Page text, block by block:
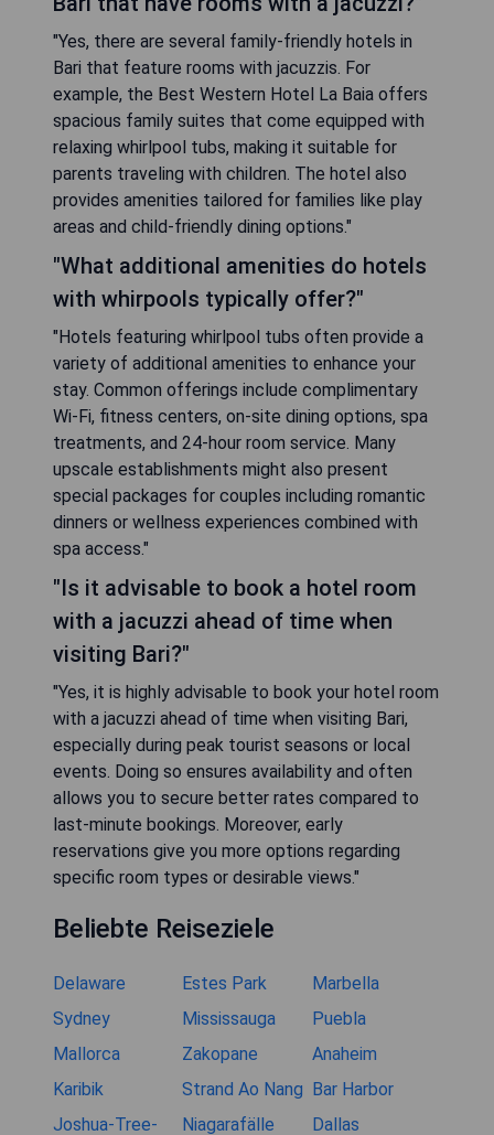
"Yes, there are several family-friendly hotels in
Bari that feature rooms with jacuzzis. For
example, the Best Western Hotel La Baia offers
spacious family suites that come equipped with
relaxing whirlpool tubs, making it suitable for
parents traveling with children. The hotel also
provides amenities tailored for families like play
areas and child-friendly dining options."
"What additional amenities do hotels
with whirpools typically offer?"
"Hotels featuring whirlpool tubs often provide a
variety of additional amenities to enhance your
stay. Common offerings include complimentary
Wi-Fi, fitness centers, on-site dining options, spa
treatments, and 24-hour room service. Many
upscale establishments might also present
special packages for couples including romantic
dinners or wellness experiences combined with
spa access."
"Is it advisable to book a hotel room
with a jacuzzi ahead of time when
visiting Bari?"
"Yes, it is highly advisable to book your hotel room
with a jacuzzi ahead of time when visiting Bari,
especially during peak tourist seasons or local
events. Doing so ensures availability and often
allows you to secure better rates compared to
last-minute bookings. Moreover, early
reservations give you more options regarding
specific room types or desirable views."
Beliebte Reiseziele
Delaware Estes Park
Marbella
Sydney
Mississauga
Puebla
Mallorca
Zakopane
Anaheim
Karibik
Strand Ao Nang Bar Harbor
Joshua-Tree-
Niagarafälle Dallas